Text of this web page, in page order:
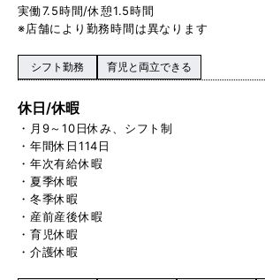
実働 7.5時間/休憩1.5時間
※店舗により勤務時間は異なります
シフト勤務 育児と両立できる
休日/休暇
・月9～10日休み、シフト制
・年間休日114日
・年次有給休暇
・夏季休暇
・冬季休暇
・産前産後休暇
・育児休暇
・介護休暇